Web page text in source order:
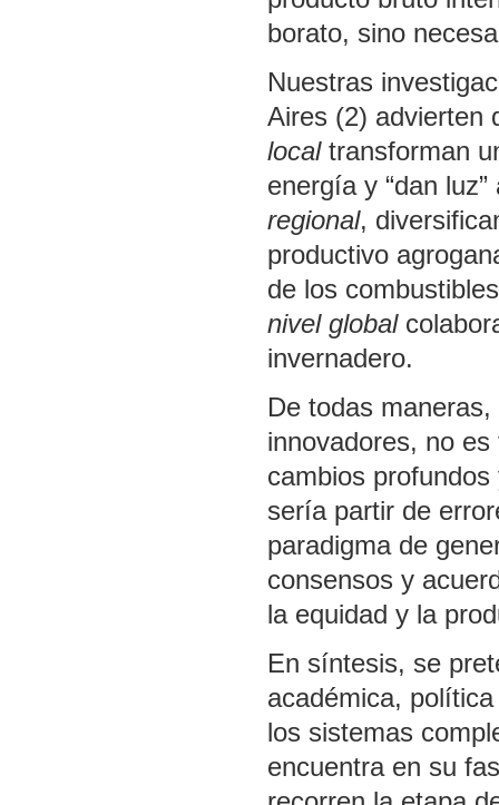
borato, sino
Nuestras
Aires (2) advierten
localtransforman
energía y “dan
regional,
productivo
de los
nivel global
invernadero.
De todas
innovadores, no
cambios
sería partir de
paradigma de
consensos y
la equidad y la
En síntesis, se
académica,
los sistemas
encuentra en su